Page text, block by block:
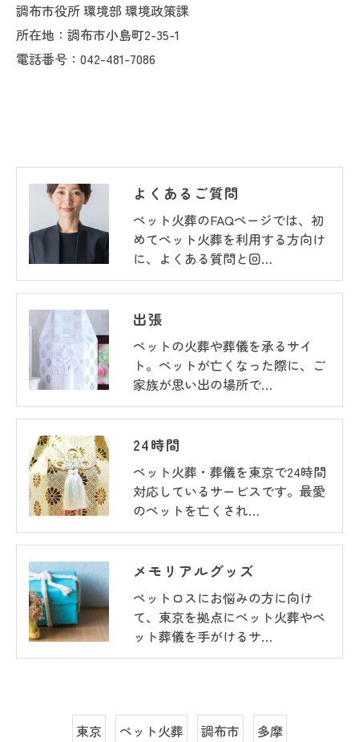
調布市役所 環境部 環境政策課
所在地：調布市小島町2-35-1
電話番号：042-481-7086
よくあるご質問
ペット火葬のFAQページでは、初
めてペット火葬を利用する方向け
に、よくある質問と回…
出張
ペットの火葬や葬儀を承るサイ
ト。ペットが亡くなった際に、ご
家族が思い出の場所で…
24時間
ペット火葬・葬儀を東京で24時間
対応しているサービスです。最愛
のペットを亡くされ…
メモリアルグッズ
ペットロスにお悩みの方に向け
て、東京を拠点にペット火葬やペ
ット葬儀を手がけるサ…
東京 ペット火葬 調布市 多摩